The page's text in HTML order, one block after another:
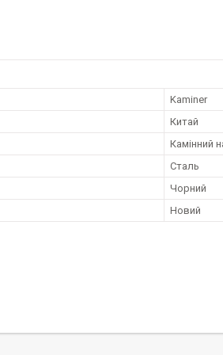
Kaminer
Китай
Камінний
Сталь
Чорний
Новий